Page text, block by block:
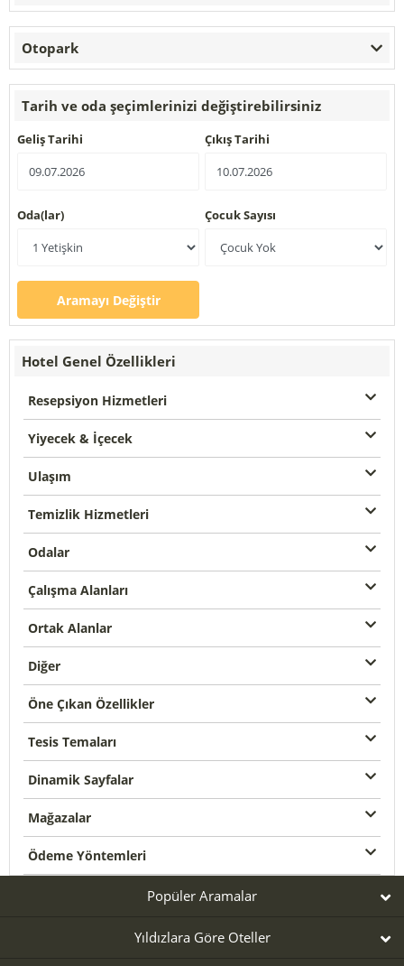
Otopark
Tarih ve oda şeçimlerinizi değiştirebilirsiniz
Geliş Tarihi Çıkış Tarihi
Oda(lar) Çocuk Sayısı
Aramayı Değiştir
Hotel Genel Özellikleri
Resepsiyon Hizmetleri
Yiyecek & İçecek
Ulaşım
Temizlik Hizmetleri
Odalar
Çalışma Alanları
Ortak Alanlar
Diğer
Öne Çıkan Özellikler
Tesis Temaları
Dinamik Sayfalar
Mağazalar
Ödeme Yöntemleri
Popüler Aramalar
Yıldızlara Göre Oteller